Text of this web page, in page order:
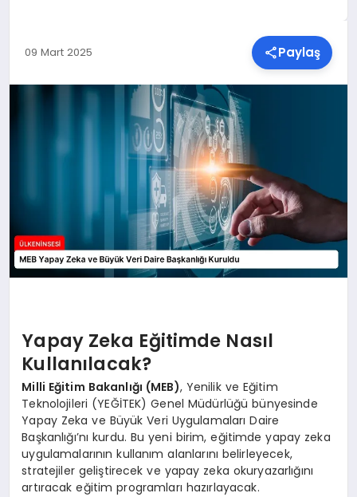
TEKNOLOJI
MALATYA HABERLERI
09 Mart 2025 Paylaş
Yapay Zeka Eğitimde Nasıl
Kullanılacak?
Milli Eğitim Bakanlığı (MEB), Yenilik ve Eğitim
Teknolojileri (YEĞİTEK) Genel Müdürlüğü bünyesinde
Yapay Zeka ve Büyük Veri Uygulamaları Daire
Başkanlığı’nı kurdu. Bu yeni birim, eğitimde yapay zeka
uygulamalarının kullanım alanlarını belirleyecek,
stratejiler geliştirecek ve yapay zeka okuryazarlığını
artıracak eğitim programları hazırlayacak.